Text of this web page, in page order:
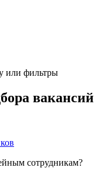
или фильтры
вакансий
сотрудникам?